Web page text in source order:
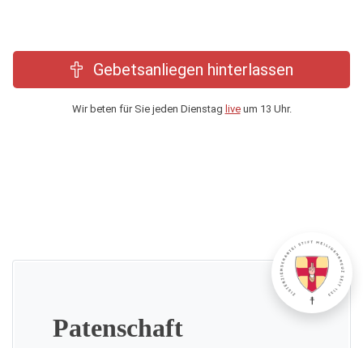
Gebetsanliegen hinterlassen
Wir beten für Sie jeden Dienstag liveum 13 Uhr.
Patenschaft